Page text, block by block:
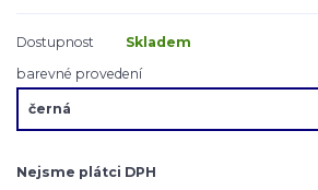
Dostupnost
Skladem
barevné provedení
Nejsme plátci DPH